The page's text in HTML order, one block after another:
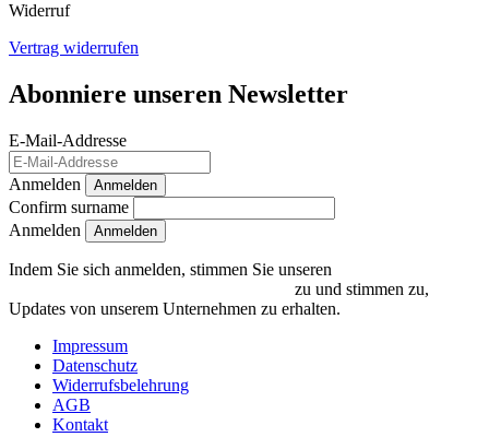
Widerruf
Vertrag widerrufen
Abonniere unseren Newsletter
E-Mail-Addresse
Anmelden Anmelden
Confirm surname
Anmelden
Indem Sie sich anmelden, stimmen Sie unseren
zu und stimmen zu,
Updates von unserem Unternehmen zu erhalten.
Impressum
Datenschutz
Widerrufsbelehrung
AGB
Kontakt